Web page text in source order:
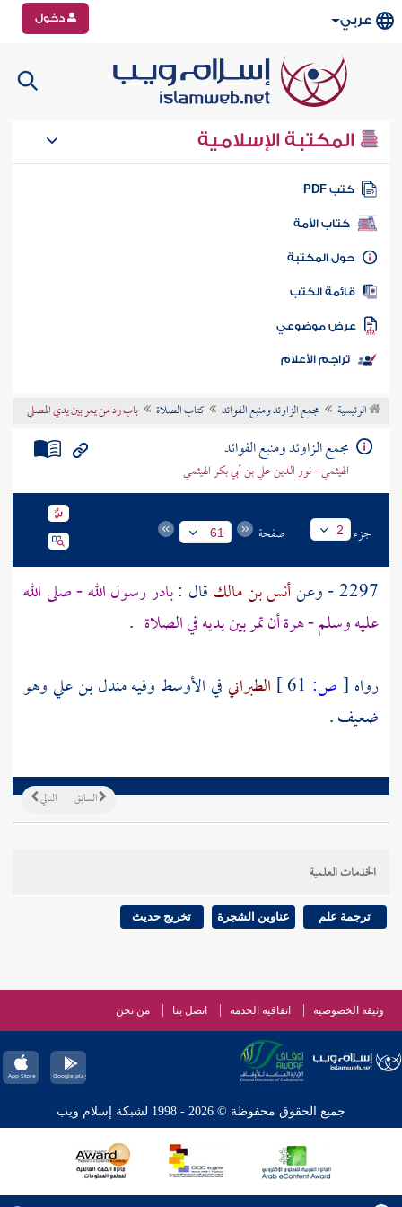
عربي دخول
المكتبة الإسلامية
كتب PDF
كتاب الأمة
المكتبة
الكتب
موضوعي
تراجم الأعلام
الرئيسية مجمع الزاوئد ومنبع الفوائد كتاب الصلاة باب رد من يمر بين يدي المصلي
مجمع الزاوئد ومنبع الفوائد
الهيثمي - نور الدين علي بن أبي بكر الهيثمي
جزء 2 صفحة 61
2297 - وعن أنس بن مالكقال :بادر رسول الله - صلى الله
عليه وسلم - هرة أن تمر بين يديه في الصلاة .
رواه [ص: الطبرانيفي الأوسط وفيه مندل بن علي وهو
ضعيف .
التالي السابق
الخدمات العلمية
ترجمة علم عناوين الشجرة تخريج حديث
وثيقة الخصوصية اتفاقية الخدمة اتصل بنا من نحن
جميع الحقوق محفوظة © 2026 - 1998 لشبكة إسلام ويب